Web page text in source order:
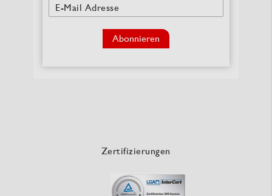
E-Mail Adresse
Abonnieren
Zertifizierungen